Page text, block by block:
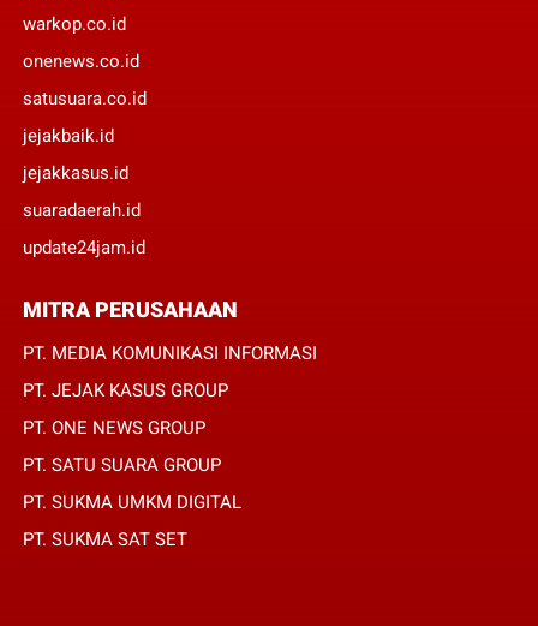
warkop.co.id
onenews.co.id
satusuara.co.id
jejakbaik.id
jejakkasus.id
suaradaerah.id
update24jam.id
MITRA PERUSAHAAN
PT. MEDIA KOMUNIKASI INFORMASI
PT. JEJAK KASUS GROUP
PT. ONE NEWS GROUP
PT. SATU SUARA GROUP
PT. SUKMA UMKM DIGITAL
PT. SUKMA SAT SET